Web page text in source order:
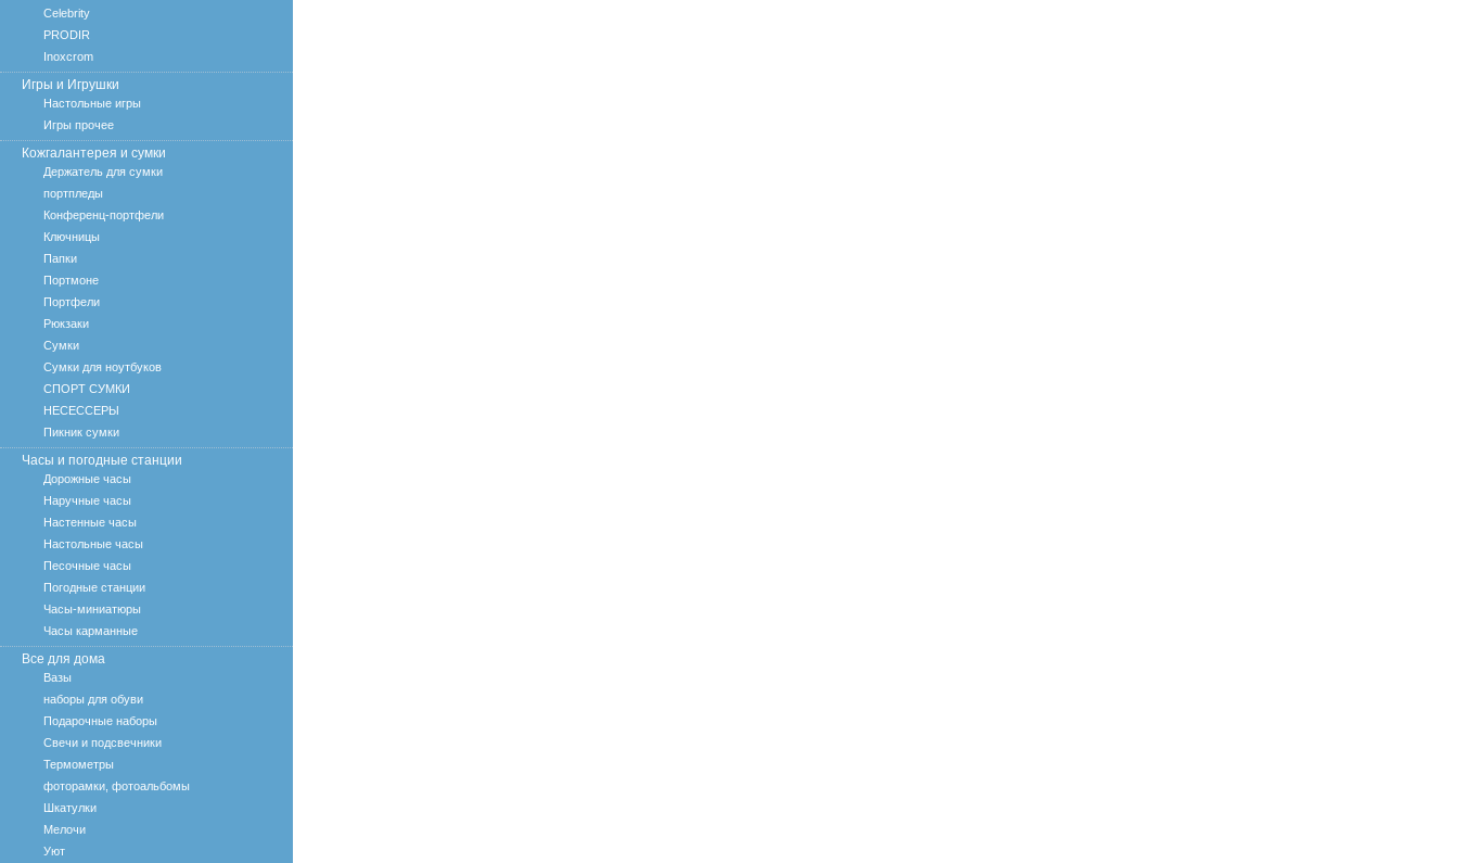
Celebrity
PRODIR
Inoxcrom
Игры и Игрушки
Настольные игры
Игры прочее
Кожгалантерея и сумки
Держатель для сумки
портпледы
Конференц-портфели
Ключницы
Папки
Портмоне
Портфели
Рюкзаки
Сумки
Сумки для ноутбуков
СПОРТ СУМКИ
НЕСЕССЕРЫ
Пикник сумки
Часы и погодные станции
Дорожные часы
Наручные часы
Настенные часы
Настольные часы
Песочные часы
Погодные станции
Часы-миниатюры
Часы карманные
Все для дома
Вазы
наборы для обуви
Подарочные наборы
Свечи и подсвечники
Термометры
фоторамки, фотоальбомы
Шкатулки
Мелочи
Уют